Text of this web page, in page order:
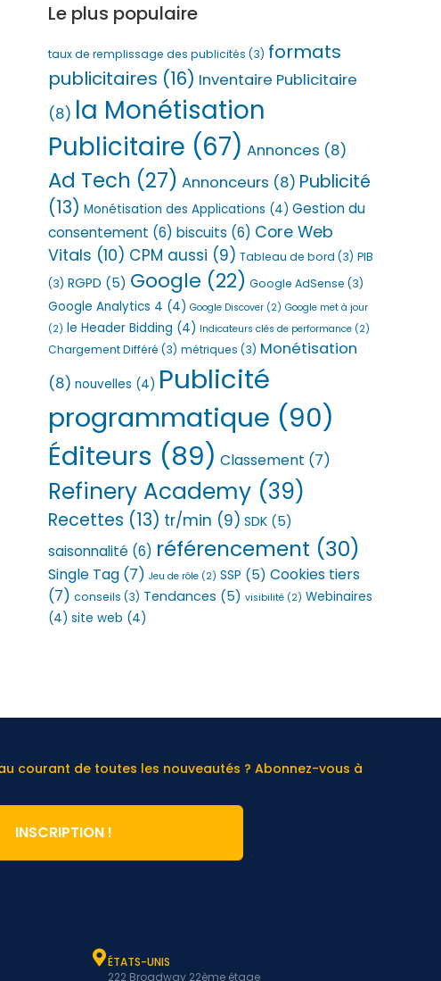
Le plus populaire
taux de remplissage des publicités (3) formats
publicitaires (16) Inventaire Publicitaire
(8) la Monétisation
Publicitaire (67) Annonces (8)
Ad Tech (27) Annonceurs (8) Publicité
(13) Monétisation des Applications (4) Gestion du
consentement (6) biscuits (6) Core Web
Vitals (10) CPM aussi (9) Tableau de bord (3) PIB
(3) RGPD (5) Google (22) Google AdSense (3)
Google Analytics 4 (4) Google Discover (2) Google met à jour
(2) le Header Bidding (4) Indicateurs clés de performance (2)
Chargement Différé (3) métriques (3) Monétisation
(8) nouvelles (4) Publicité
programmatique (90)
Éditeurs (89) Classement (7)
Refinery Academy (39)
Recettes (13) tr/min (9) SDK (5)
saisonnalité (6) référencement (30)
Single Tag (7) Jeu de rôle (2) SSP (5) Cookies tiers
(7) conseils (3) Tendances (5) visibilité (2) Webinaires
(4) site web (4)
courant de toutes les nouveautés ? Abonnez-vous à
INSCRIPTION !
ÉTATS-UNIS
222 Broadway 22ème étage